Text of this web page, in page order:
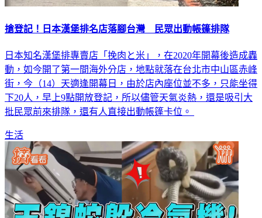
搶登記！日本漢堡排名店落腳台灣 民眾出動帳篷排隊
日本知名漢堡排專賣店「挽肉と米」，在2020年開幕後造成轟
動，如今開了第一間海外分店，地點就落在台北市中山區赤峰
街，今（14）天適逢開幕日，由於店內座位並不多，只能坐得
下20人，早上9點開放登記，所以儘管天氣炎熱，還是吸引大
批民眾前來排隊，還有人直接出動帳篷卡位。
生活